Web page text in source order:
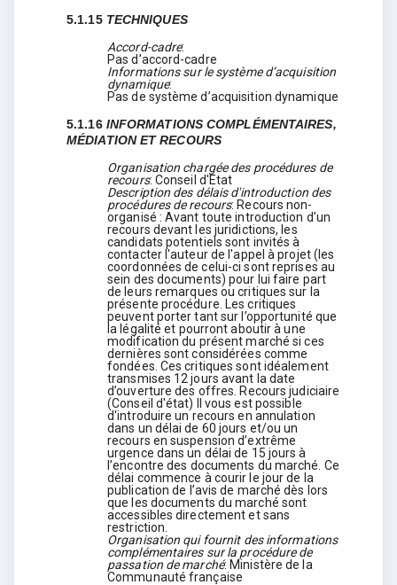
5.1.15 TECHNIQUES
Accord-cadre:
Pas d’accord-cadre
Informations sur le système d’acquisition
dynamique:
Pas de système d’acquisition dynamique
5.1.16 INFORMATIONS COMPLÉMENTAIRES,
MÉDIATION ET RECOURS
Organisation chargée des procédures de
recours: Conseil d'Etat
Description des délais d'introduction des
procédures de recours: Recours non-
organisé : Avant toute introduction d’un
recours devant les juridictions, les
candidats potentiels sont invités à
contacter l'auteur de l'appel à projet (les
coordonnées de celui-ci sont reprises au
sein des documents) pour lui faire part
de leurs remarques ou critiques sur la
présente procédure. Les critiques
peuvent porter tant sur l’opportunité que
la légalité et pourront aboutir à une
modification du présent marché si ces
dernières sont considérées comme
fondées. Ces critiques sont idéalement
transmises 12 jours avant la date
d’ouverture des offres. Recours judiciaire
(Conseil d'état) Il vous est possible
d'introduire un recours en annulation
dans un délai de 60 jours et/ou un
recours en suspension d’extrême
urgence dans un délai de 15 jours à
l’encontre des documents du marché. Ce
délai commence à courir le jour de la
publication de l’avis de marché dès lors
que les documents du marché sont
accessibles directement et sans
restriction.
Organisation qui fournit des informations
complémentaires sur la procédure de
passation de marché: Ministère de la
Communauté française